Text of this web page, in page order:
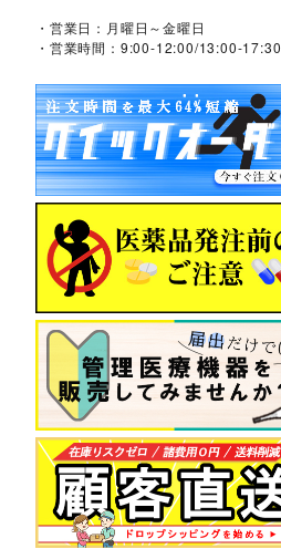
・営業日：月曜日～金曜日
・営業時間：9:00-12:00/13:00-17:30